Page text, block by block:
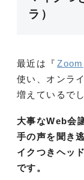
ラ）
最近は『 Zoom
使い、オンラ
増えているで
大事なWeb会
手の声を聞き
イクつきヘッ
です。